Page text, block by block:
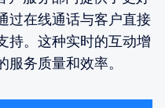
过在线通话与客户直接
持。这种实时的互动增
务质量和效率。